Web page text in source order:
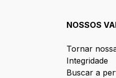
NOSSOS
Tornar
Integridade
Buscar a